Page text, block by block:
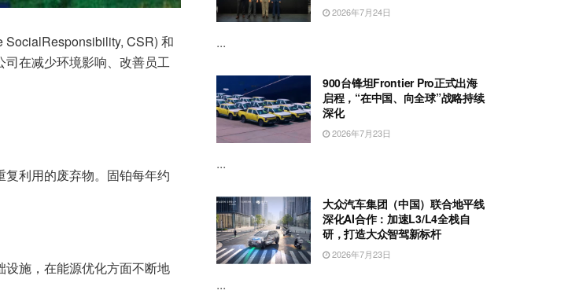
SocialResponsibility, CSR) 和
在减少环境影响、改善员工
利用的废弃物。固铂每年约
施，在能源优化方面不断地
2026年7月24日
...
900台锋坦Frontier Pro正式出海
启程，“在中国、向全球”战略持续
深化
2026年7月23日
...
大众汽车集团（中国）联合地平线
深化AI合作：加速L3/L4全栈自
研，打造大众智驾新标杆
2026年7月23日
...